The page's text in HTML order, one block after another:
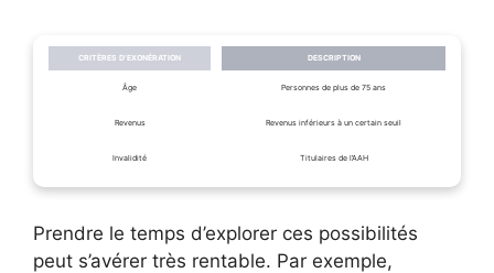
CRITÈRES D’EXONÉRATION DESCRIPTION
Âge Personnes de plus de 75 ans
Revenus Revenus inférieurs à un certain seuil
Invalidité Titulaires de l’AAH
Prendre le temps d’explorer ces possibilités
peut s’avérer très rentable. Par exemple,